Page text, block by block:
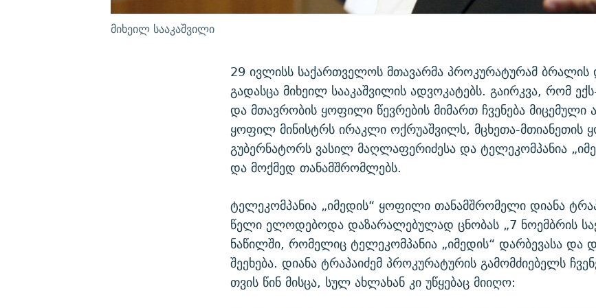
მიხეილ სააკაშვილი
29 ივლისს საქართველოს მთავარმა პროკურატურამ ბრალის
გადასცა მიხეილ სააკაშვილის ადვოკატებს. გაირკვა, რომ
და მთავრობის ყოფილი წევრების მიმართ ჩვენება მიცემული
ყოფილ მინისტრს ირაკლი ოქრუაშვილს, მცხეთა-მთიანეთის
გუბერნატორს ვასილ მაღლაფერიძესა და ტელეკომპანია
და მოქმედ თანამშრომლებს.
ტელეკომპანია „იმედის“ ყოფილი თანამშრომელი დიანა
წელი ელოდებოდა დაზარალებულად ცნობას „7 ნოემბრის
ნაწილში, რომელიც ტელეკომპანია „იმედის“ დარბევასა და
შეეხება. დიანა ტრაპაიძემ პროკურატურის გამომძიებელს
თვის წინ მისცა, სულ ახლახან კი უწყებაც მიიღო: